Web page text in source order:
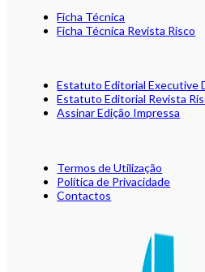
Ficha Técnica
Ficha Técnica Revista Risco
Estatuto Editorial Executive
Estatuto Editorial Revista
Assinar Edição Impressa
Termos de Utilização
Política de Privacidade
Contactos